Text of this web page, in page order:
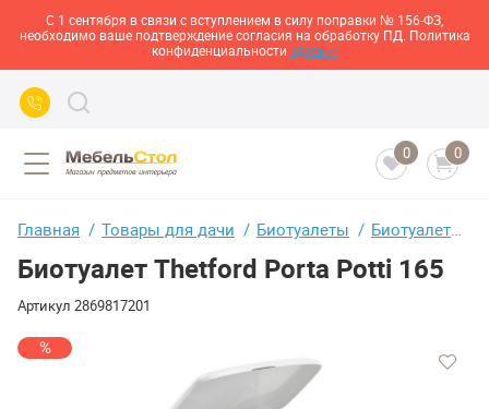
С 1 сентября в связи с вступлением в силу поправки № 156-ФЗ,
необходимо ваше подтверждение согласия на обработку ПД. Политика
конфиденциальности здесь>>
0 0
Главная Товары для дачи Биотуалеты Биотуалеты кассетные и переносные
Биотуалет Thetford Porta Potti 165
Артикул 2869817201
%